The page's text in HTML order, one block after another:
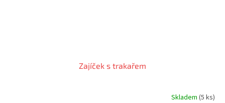
Zajíček s trakařem
Skladem(5 ks)